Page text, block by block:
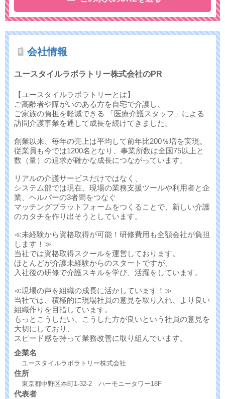
会社情報
ユースタイルラボラトリー株式会社のPR
【ユースタイルラボラトリーとは】
ご高齢者や障がいのある方を自宅で介護し、
ご家族の負担を軽減できる 「医療介護スタッフ」による
訪問介護事業を通して成長を続けてきました。
創業以来、毎年の売上は平均して前年比200％増を実現。
従業員も今では1200名となり、事業所数は全国75以上と
数（量）の追求が確かな成長につながっています。
リアルの介護サービスだけではなく、
システム部では現在、現場の業務支援ツールや利用者と企
業、ヘルパーの3者間をつなぐ
マッチングプラットフォームをつくることで、新しい介護
のカタチを作り出そうとしています。
≪未経験から資格取得が可能！研修費用も全額会社が負担
します！≫
当社では資格取得スクールを運営しております。
ほとんどが介護未経験からのスタートですが、
入社後の研修で介護スキルを学び、活躍をしています。
≪現場の声を組織の成長に活かしています！≫
当社では、積極的に現場社員の意見を取り入れ、より良い
組織作りを目指しています。
もっとこうしたい、こうした方が良いという社員の意見を
大切にしており、
スピード感を持って業務改善に取り組んでいます。
企業名
ユースタイルラボラトリー株式会社
住所
東京都中野区本町1-32-2 ハーモニータワー18F
代表者